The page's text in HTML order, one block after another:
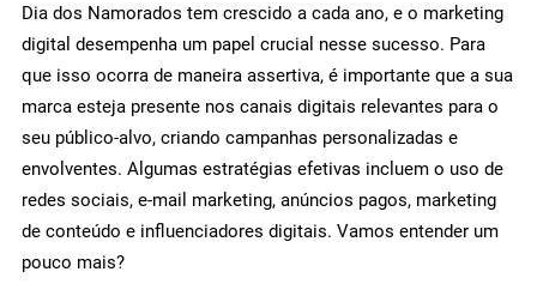
Dia dos Namorados tem crescido a cada ano, e o marketing
digital desempenha um papel crucial nesse sucesso. Para
que isso ocorra de maneira assertiva, é importante que a sua
marca esteja presente nos canais digitais relevantes para o
seu público-alvo, criando campanhas personalizadas e
envolventes. Algumas estratégias efetivas incluem o uso de
redes sociais, e-mail marketing, anúncios pagos, marketing
de conteúdo e influenciadores digitais. Vamos entender um
pouco mais?